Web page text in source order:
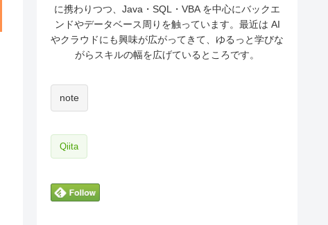
に携わりつつ、Java・SQL・VBA を中心にバックエ
ンドやデータベース周りを触っています。最近は AI
やクラウドにも興味が広がってきて、ゆるっと学びな
がらスキルの幅を広げているところです。
note
Qiita